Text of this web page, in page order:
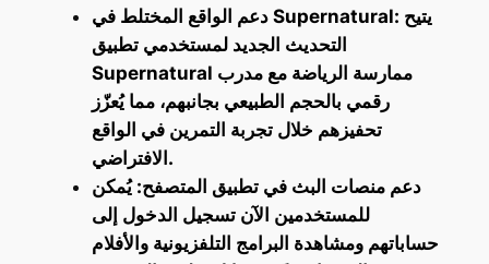
دعم الواقع المختلط في Supernatural: يتيح
التحديث الجديد لمستخدمي تطبيق
Supernatural ممارسة الرياضة مع مدرب
رقمي بالحجم الطبيعي بجانبهم، مما يُعزّز
تحفيزهم خلال تجربة التمرين في الواقع
الافتراضي.
دعم منصات البث في تطبيق المتصفح: يُمكن
للمستخدمين الآن تسجيل الدخول إلى
حساباتهم ومشاهدة البرامج التلفزيونية والأفلام